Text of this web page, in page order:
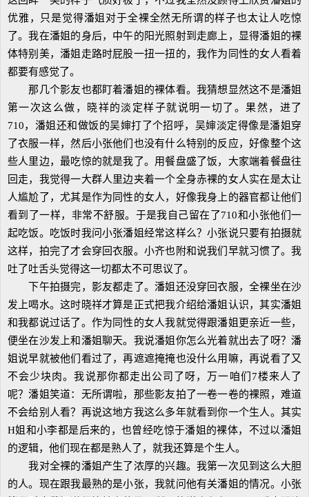
优雅，只是觉得潘姐对于全裸全然无所谓的样子也太让人吃惊
了。我在潘姐的身后，中午的阳光照射到走廊上，显得潘姐的裸
体特别美，潘姐走路时屁股一扭一扭的，我作为同性的女人看着
都要有感觉了。
那几个影友也都盯着潘姐的裸体看。我猜想显然这不是潘姐
第一次这么做，晓祥的淡定样子就说明一切了。果然，进了
710，潘姐还和做饭的吴婶打了个招呼，吴婶淡定得像是潘姐穿
了衣服一样，然后小张他们也没有什么特别的反应，好像整个这
些人里边，最吃惊的就是我了。用餐盘盛了饭，大家端着餐盘往
回走，我觉得一大群人里边夹着一个全身赤裸的女人实在是太让
人尴尬了，尤其是作为同性的女人，好像我身上的器官都让他们
看到了一样，非常不舒服。于是我自己留在了710和小张他们一
起吃饭。吃饭时我问小张潘姐经常这样么？小张说只要有拍摄就
这样，拍完了才会穿回衣服。小齐也附和说我们早就习惯了。我
吐了吐舌头觉得这一切都太不可思议了。
下午拍摄完，影友都走了。潘姐还没穿回衣服，全裸坐在沙
发上喝水。这时晓祥才算是正式把我介绍给潘姐认识，其实潘姐
和我都说过话了。作为同性的女人我就觉得跟潘姐更亲近一些，
便坐在沙发上和潘姐聊天。我说潘姐你怎么光着就出去了呀？潘
姐说早就被他们看过了，再遮遮掩掩也没什么用嘛，再说看了又
不会少块肉。我说那你都走出公司了呀，万一咱们7楼来人了
呢？潘姐笑道：无所谓啦，那些影友拍了一卷一卷的裸照，难道
不会给别人看？再说这地方我这么多年就看到你一个生人。其实
H姐和小李都是后来的，也曾经吃惊于潘姐的裸体，不过以潘姐
的逻辑，他们现在都是熟人了，就我还算是个生人。
我对全裸的潘姐产生了浓厚的兴趣。我第一次见到这么大胆
的人。现在跟我最熟的是小张，我就问他有关潘姐的情况。小张